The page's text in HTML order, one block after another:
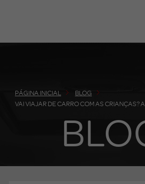
PÁGINA INICIAL
BLOG
VAI VIAJAR DE CARRO COM AS CRIANÇAS?